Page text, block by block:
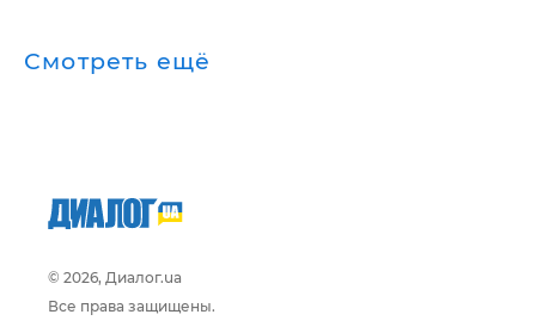
Смотреть ещё
© 2026, Диалог.ua
Все права защищены.